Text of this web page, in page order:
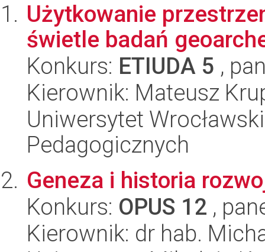
Użytkowanie
świetle badań
Konkurs: ETIUDA 5 ,
Kierownik: Mateusz
Uniwersytet
Pedagogicznych
Geneza i historia
Konkurs: OPUS 12 ,
Kierownik: dr hab.